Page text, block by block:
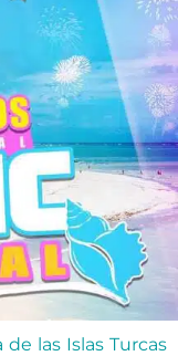
las Islas Turcas